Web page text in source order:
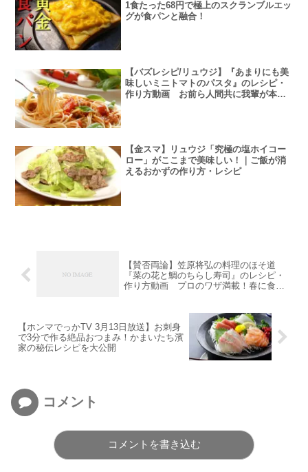
1食たった68円で極上のスクランブルエッ
グが食パンと融合！
【バズレシピ/リュウジ】『あまりにも美
味しいミニトマトのパスタ』のレシピ・
作り方動画 お前ら人間共に我輩が本当
【金スマ】リュウジ「究極の塩ホイコー
ロー」がここまで美味しい！｜ご飯が消
えるおかずの作り方・レシピ
【賛否両論】笠原将弘の料理のほそ道
『菜の花と鯛のちらし寿司』のレシピ・
作り方動画 プロのワザ満載！春に食べ
【ホンマでっかTV 3月13日放送】お刺身
で3分で作る絶品おつまみ！かまいたち濱
家の秘伝レシピを大公開
コメント
コメントを書き込む